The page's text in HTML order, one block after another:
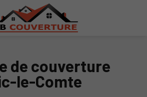
de couverture
le-Comte